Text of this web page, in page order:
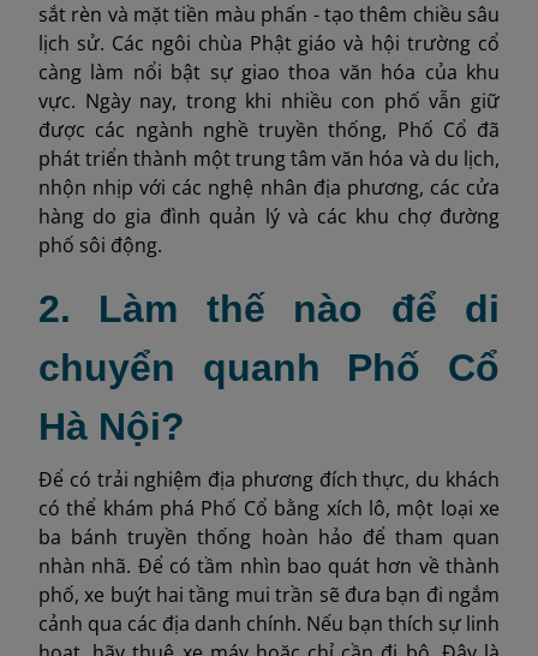
sắt rèn và mặt tiền màu phấn - tạo thêm chiều sâu
lịch sử. Các ngôi chùa Phật giáo và hội trường cổ
càng làm nổi bật sự giao thoa văn hóa của khu
vực. Ngày nay, trong khi nhiều con phố vẫn giữ
được các ngành nghề truyền thống, Phố Cổ đã
phát triển thành một trung tâm văn hóa và du lịch,
nhộn nhịp với các nghệ nhân địa phương, các cửa
hàng do gia đình quản lý và các khu chợ đường
phố sôi động.
2. Làm thế nào để di
chuyển quanh Phố Cổ
Hà Nội?
Để có trải nghiệm địa phương đích thực, du khách
có thể khám phá Phố Cổ bằng xích lô, một loại xe
ba bánh truyền thống hoàn hảo để tham quan
nhàn nhã. Để có tầm nhìn bao quát hơn về thành
phố, xe buýt hai tầng mui trần sẽ đưa bạn đi ngắm
cảnh qua các địa danh chính. Nếu bạn thích sự linh